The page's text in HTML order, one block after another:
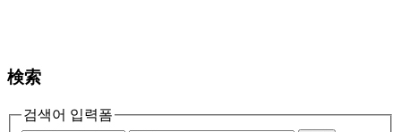
検索
검색어 입력폼